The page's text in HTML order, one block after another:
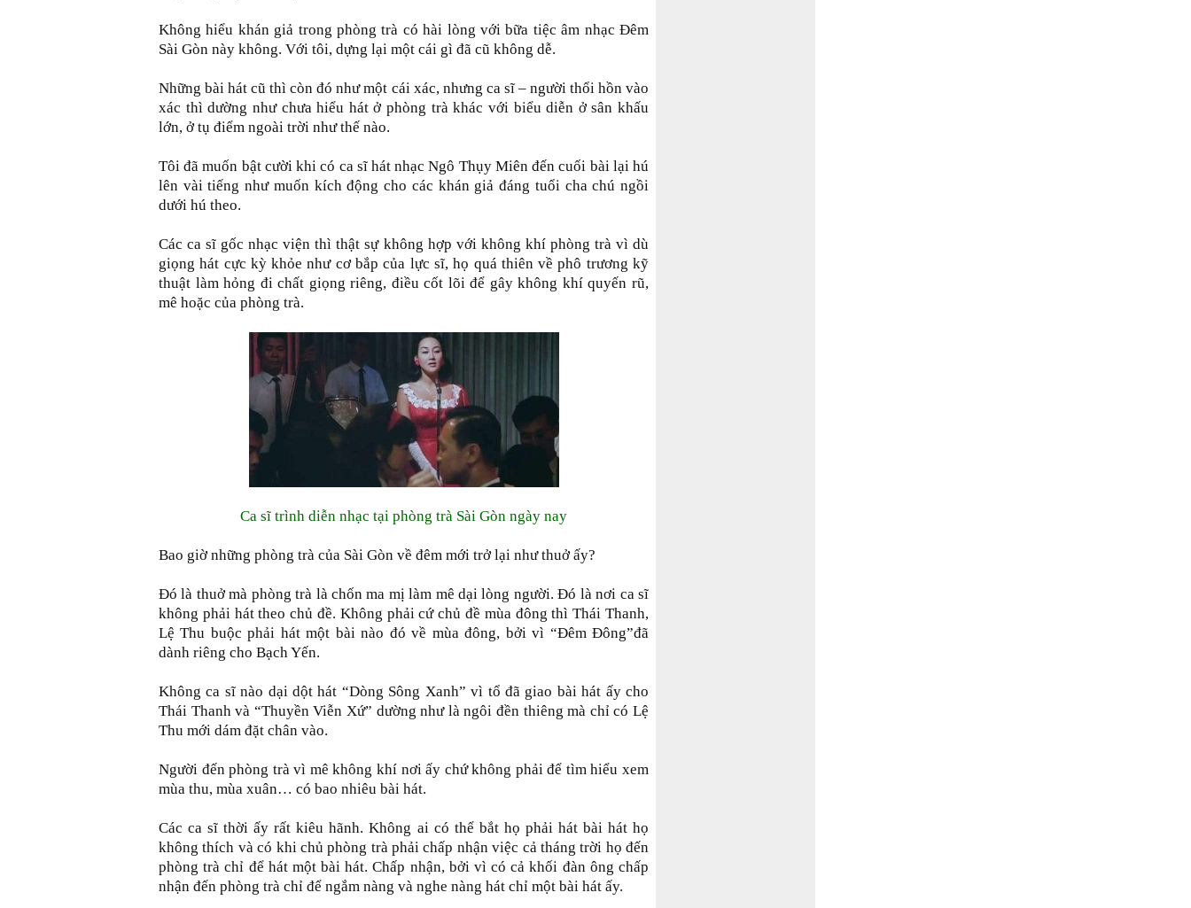
Không hiểu khán giả trong phòng trà có hài lòng với bữa tiệc âm nhạc Đêm
Sài Gòn này không. Với tôi, dựng lại một cái gì đã cũ không dễ.
Những bài hát cũ thì còn đó như một cái xác, nhưng ca sĩ – người thổi hồn vào
xác thì dường như chưa hiểu hát ở phòng trà khác với biểu diễn ở sân khấu
lớn, ở tụ điểm ngoài trời như thế nào.
Tôi đã muốn bật cười khi có ca sĩ hát nhạc Ngô Thụy Miên đến cuối bài lại hú
lên vài tiếng như muốn kích động cho các khán giả đáng tuổi cha chú ngồi
dưới hú theo.
Các ca sĩ gốc nhạc viện thì thật sự không hợp với không khí phòng trà vì dù
giọng hát cực kỳ khỏe như cơ bắp của lực sĩ, họ quá thiên về phô trương kỹ
thuật làm hỏng đi chất giọng riêng, điều cốt lõi để gây không khí quyến rũ,
mê hoặc của phòng trà.
Ca sĩ trình diễn nhạc tại phòng trà Sài Gòn ngày nay
Bao giờ những phòng trà của Sài Gòn về đêm mới trở lại như thuở ấy?
Đó là thuở mà phòng trà là chốn ma mị làm mê dại lòng người. Đó là nơi ca sĩ
không phải hát theo chủ đề. Không phải cứ chủ đề mùa đông thì Thái Thanh,
Lệ Thu buộc phải hát một bài nào đó về mùa đông, bởi vì “Đêm Đông”đã
dành riêng cho Bạch Yến.
Không ca sĩ nào dại dột hát “Dòng Sông Xanh” vì tổ đã giao bài hát ấy cho
Thái Thanh và “Thuyền Viễn Xứ” dường như là ngôi đền thiêng mà chỉ có Lệ
Thu mới dám đặt chân vào.
Người đến phòng trà vì mê không khí nơi ấy chứ không phải để tìm hiểu xem
mùa thu, mùa xuân… có bao nhiêu bài hát.
Các ca sĩ thời ấy rất kiêu hãnh. Không ai có thể bắt họ phải hát bài hát họ
không thích và có khi chủ phòng trà phải chấp nhận việc cả tháng trời họ đến
phòng trà chỉ để hát một bài hát. Chấp nhận, bởi vì có cả khối đàn ông chấp
nhận đến phòng trà chỉ để ngắm nàng và nghe nàng hát chỉ một bài hát ấy.